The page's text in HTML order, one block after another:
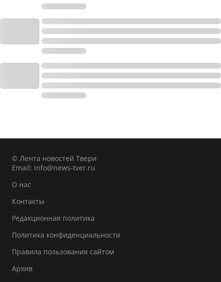
© Лента новостей Твери
Email: info@news-tver.ru
О нас
Контакты
Редакционная политика
Политика конфиденциальности
Правила пользования сайтом
Архив